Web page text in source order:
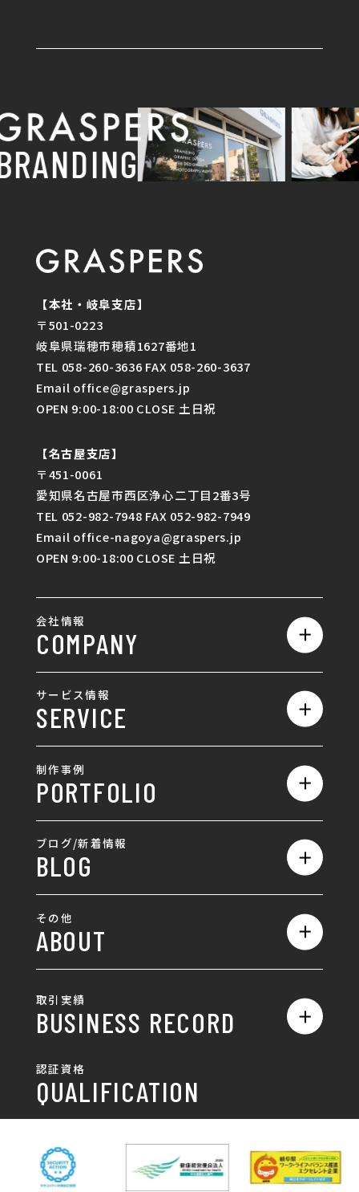
【本社・岐阜支店】
〒501-0223
岐阜県瑞穂市穂積1627番地1
TEL 058-260-3636 FAX 058-260-3637
Email office@graspers.jp
OPEN 9:00-18:00 CLOSE 土日祝
【名古屋支店】
〒451-0061
愛知県名古屋市西区浄心二丁目2番3号
TEL 052-982-7948 FAX 052-982-7949
Email office-nagoya@graspers.jp
OPEN 9:00-18:00 CLOSE 土日祝
会社情報
COMPANY
私たちの強み
会社概要
採用情報
サービス情報
SERVICE
ホームページ制作
採用サイト制作
SEO対策
AIO対策
ロゴ製作・ロゴデザイン
名刺制作・名刺デザイン
パンフレット制作・デザイン
パッケージ制作・デザイン
各種デザイン制作
制作事例
PORTFOLIO
全て
ホームページ
ロゴ
名刺/カード
チラシ/パンフレット
ポスター
動画/写真
封筒
看板・サイン
ブログ/新着情報
BLOG
お知らせ
採用情報
その他
ABOUT
お客様の声
SDGsへの取り組み
DXへの取り組み
DX研修
CSR活動
取引実績
BUSINESS RECORD
務所
中部電力パワーグリッ
ド株式会社 岐阜支社
ネットワーク大学コン
ソーシアム岐阜
組合
岐阜県自動車車体整備
協同組合
瑞穂市商工会
株式会社 TENPOUP
認証資格
QUALIFICATION